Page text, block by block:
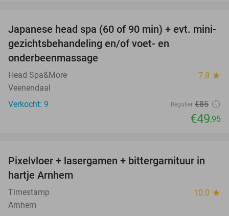
41%
Japanese head spa (60 of 90 min) + evt. mini-
gezichtsbehandeling en/of voet- en
onderbeenmassage
Head Spa&More 7.8 star
Veenendaal
Verkocht: 9
Regulier €85
€49,95
41%
Pixelvloer + lasergamen + bittergarnituur in
hartje Arnhem
Timestamp 10.0 star
Arnhem